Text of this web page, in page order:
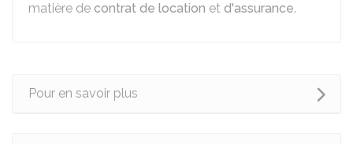
matière de contrat de location et d'assurance.
Pour en savoir plus